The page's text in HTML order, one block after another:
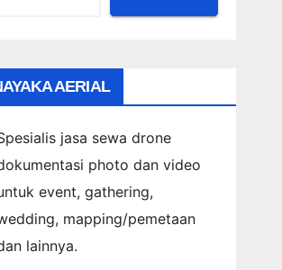
AERIAL
jasa sewa drone
photo dan video
event, gathering,
mapping/pemetaan
lainnya.